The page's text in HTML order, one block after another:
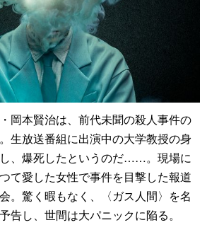
岡本賢治は、前代未聞の殺人事件の
生放送番組に出演中の大学教授の身
、爆死したというのだ……。現場に
て愛した女性で事件を目撃した報道
。驚く暇もなく、〈ガス人間〉を名
告し、世間は大パニックに陥る。